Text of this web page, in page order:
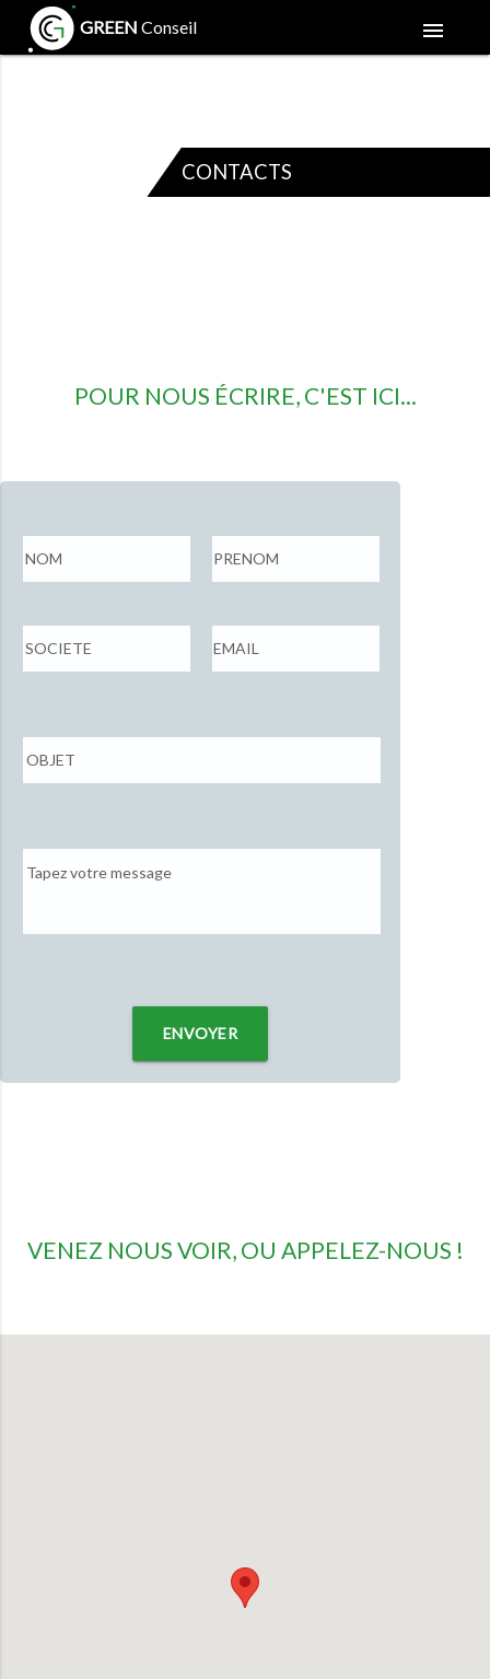
GREEN Conseil menu
CONTACTS
POUR NOUS ÉCRIRE, C'EST ICI...
ENVOYER
VENEZ NOUS VOIR, OU APPELEZ-NOUS !